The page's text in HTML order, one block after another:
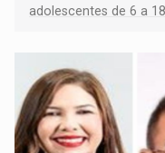
adolescentes de 6 a